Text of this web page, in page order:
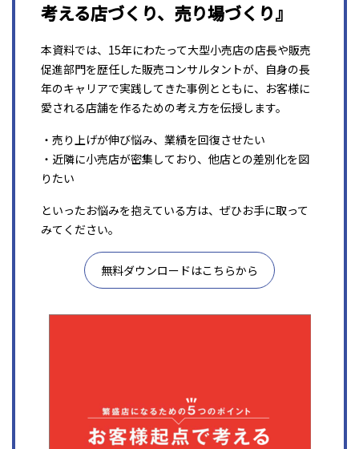
考える店づくり、売り場づくり』
本資料では、15年にわたって大型小売店の店長や販売
促進部門を歴任した販売コンサルタントが、自身の長
年のキャリアで実践してきた事例とともに、お客様に
愛される店舗を作るための考え方を伝授します。
・売り上げが伸び悩み、業績を回復させたい
・近隣に小売店が密集しており、他店との差別化を図
りたい
といったお悩みを抱えている方は、ぜひお手に取って
みてください。
無料ダウンロードはこちらから